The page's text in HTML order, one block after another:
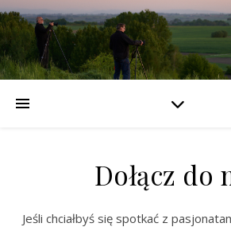
Dołącz do
Jeśli chciałbyś się spotkać z pasjonatami fotografii, dołącz